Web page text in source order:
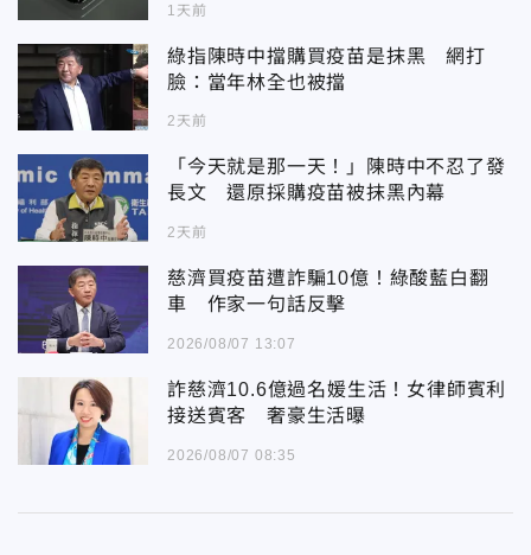
1天前
綠指陳時中擋購買疫苗是抹黑 網打
臉：當年林全也被擋
2天前
「今天就是那一天！」陳時中不忍了發
長文 還原採購疫苗被抹黑內幕
2天前
慈濟買疫苗遭詐騙10億！綠酸藍白翻
車 作家一句話反擊
2026/08/07 13:07
詐慈濟10.6億過名媛生活！女律師賓利
接送賓客 奢豪生活曝
2026/08/07 08:35